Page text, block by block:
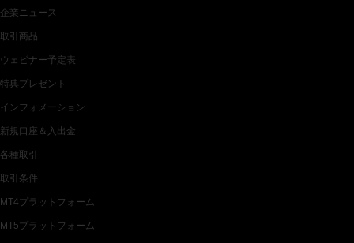
企業ニュース
取引商品
ウェビナー予定表
特典プレゼント
インフォメーション
新規口座＆入出金
各種取引
取引条件
MT4プラットフォーム
MT5プラットフォーム